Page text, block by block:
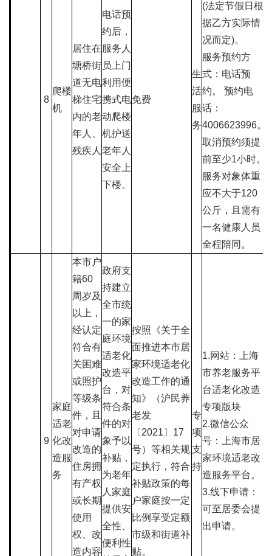
8
爬楼
机
居住在
塘桥街
道无电
梯住宅
内的老
年人、
残疾人
电话预
约后，
服务人
员上门
利用便
携式电
动爬楼
机护送
老年人
安全上
下楼。
免费
生
活
服
务
(法定节假日根
据乙方实际情
况而定)。
服务预约方
式：电话预
约。 预约电
话：
4006623996。
取消预约须提
前至少1小时。
服务对象体重
应不大于120
公斤，且需有
一名健康人员
全程陪同。
9
家庭
适老
化改
造服
务
本市户
籍60
周岁及
以上，
经认定
符合有
关困难
或照护
等级条
件，且
对申请
改造的
住房拥
有产权
或长期
使用
权、改
造内容
政府支
持建立
全市统
一的家
庭环境
适老化
改造平
台，对
符合条
件的对
象予以
补贴，
为老年
人家庭
提供安
全性、
便利性
按照《关于全
面推进本市居
家环境适老化
改造工作的通
知》（沪民养
老发
〔2021〕17
号）等相关规
定执行，符合
补贴政策的每
户家庭按一定
比例享受定额
市级和街道补
贴。
专
项
支
持
1.网站：上海
市养老服务平
台适老化改造
专项版块
2.微信公众
号：上海市居
家环境适老改
造服务平台。
3.线下申请：
可至居委会提
出申请。